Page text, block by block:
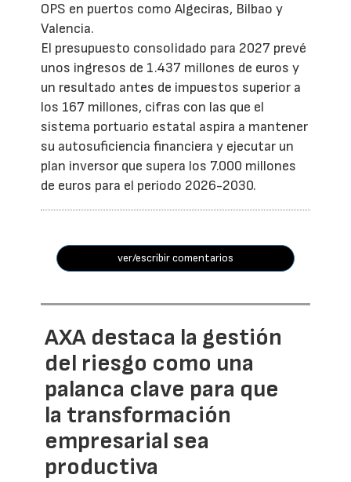
OPS en puertos como Algeciras, Bilbao y
Valencia.
El presupuesto consolidado para 2027 prevé
unos ingresos de 1.437 millones de euros y
un resultado antes de impuestos superior a
los 167 millones, cifras con las que el
sistema portuario estatal aspira a mantener
su autosuficiencia financiera y ejecutar un
plan inversor que supera los 7.000 millones
de euros para el periodo 2026-2030.
ver/escribir comentarios
AXA destaca la gestión
del riesgo como una
palanca clave para que
la transformación
empresarial sea
productiva